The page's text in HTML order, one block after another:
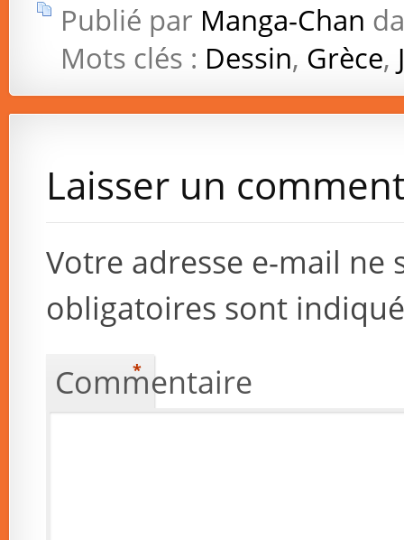
Publié par Manga-Chan
Mots clés : Dessin, Grèce,
Laisser un
Votre adresse e-mail ne
obligatoires sont
Commentaire
*